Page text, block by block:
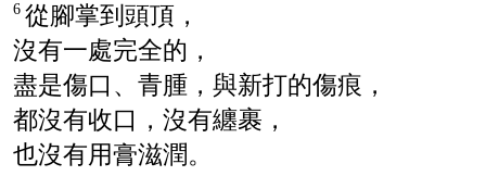
6 從腳掌到頭頂，
沒有一處完全的，
盡是傷口、青腫，與新打的傷痕，
都沒有收口，沒有纏裹，
也沒有用膏滋潤。